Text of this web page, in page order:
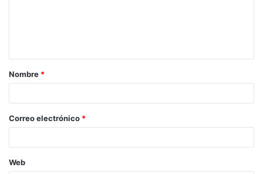
Nombre *
Correo electrónico *
Web